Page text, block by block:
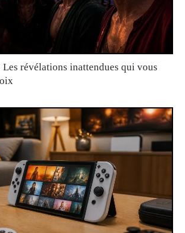
Les révélations inattendues qui vous